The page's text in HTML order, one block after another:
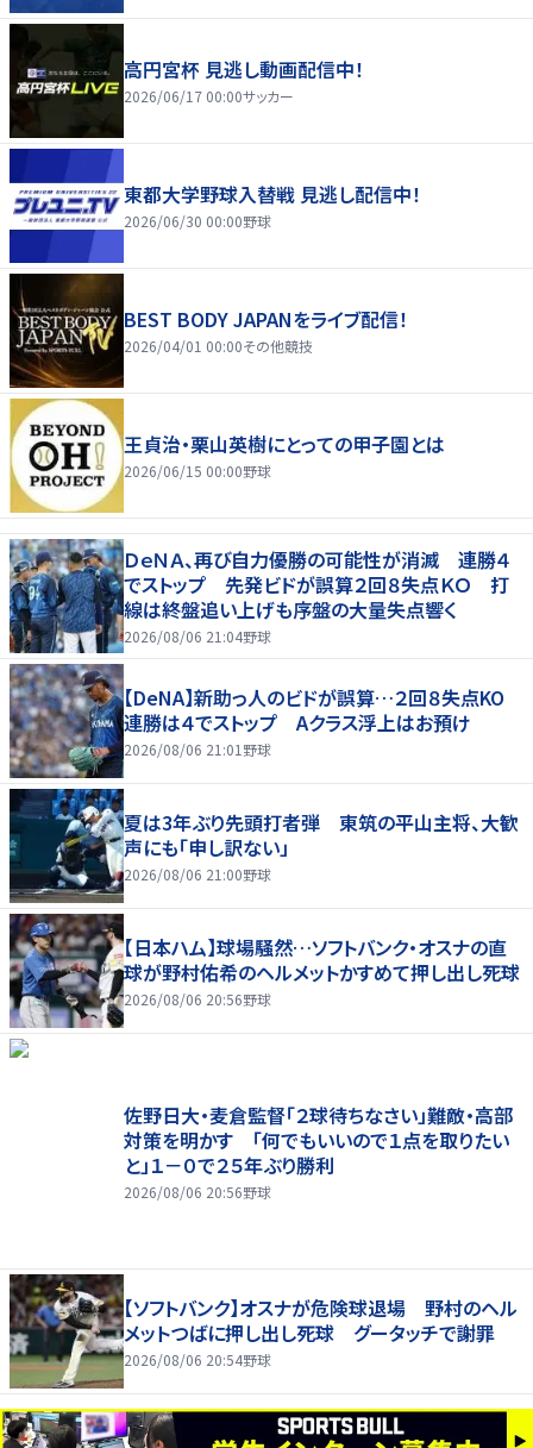
高円宮杯 見逃し動画配信中！
2026/06/17 00:00サッカー
東都大学野球入替戦 見逃し配信中！
2026/06/30 00:00野球
BEST BODY JAPANをライブ配信！
2026/04/01 00:00その他競技
王貞治・栗山英樹にとっての甲子園とは
2026/06/15 00:00野球
ＤｅＮＡ、再び自力優勝の可能性が消滅 連勝４
でストップ 先発ビドが誤算２回８失点ＫＯ 打
線は終盤追い上げも序盤の大量失点響く
2026/08/06 21:04野球
【DeNA】新助っ人のビドが誤算…２回８失点KO
連勝は４でストップ Aクラス浮上はお預け
2026/08/06 21:01 野球
夏は3年ぶり先頭打者弾 東筑の平山主将、大歓
声にも「申し訳ない」
2026/08/06 21:00野球
【日本ハム】球場騒然…ソフトバンク・オスナの直
球が野村佑希のヘルメットかすめて押し出し死球
2026/08/06 20:56野球
佐野日大・麦倉監督「２球待ちなさい」難敵・高部
対策を明かす 「何でもいいので１点を取りたい
と」１－０で２５年ぶり勝利
2026/08/06 20:56野球
【ソフトバンク】オスナが危険球退場 野村のヘル
メットつばに押し出し死球 グータッチで謝罪
2026/08/06 20:54野球